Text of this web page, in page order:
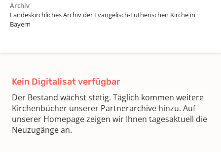
Archiv
Landeskirchliches Archiv der Evangelisch-Lutherischen Kirche in
Bayern
Kein Digitalisat verfügbar
Der Bestand wächst stetig. Täglich kommen weitere
Kirchenbücher unserer Partnerarchive hinzu. Auf
unserer Homepage zeigen wir Ihnen tagesaktuell die
Neuzugänge an.